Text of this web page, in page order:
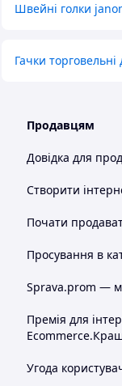
Швейні голки
Гачки
Продавцям
Довідка для
Створити
Почати
Просування в
Sprava.prom —
Премія для
Угода